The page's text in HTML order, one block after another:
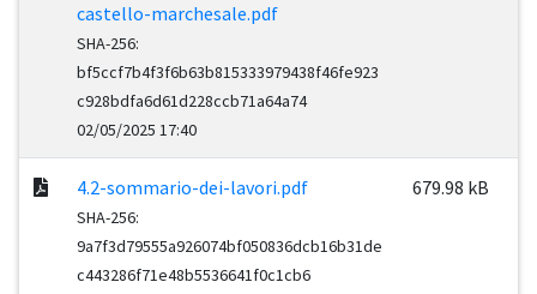
castello-marchesale.pdf
SHA-256:
bf5ccf7b4f3f6b63b815333979438f46fe923
c928bdfa6d61d228ccb71a64a74
02/05/2025 17:40
4.2-sommario-dei-lavori.pdf
SHA-256:
9a7f3d79555a926074bf050836dcb16b31de
c443286f71e48b5536641f0c1cb6
679.98 kB